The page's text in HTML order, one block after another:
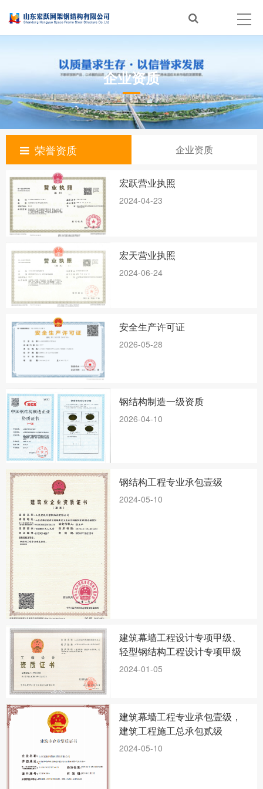
企业资质
荣誉资质 企业资质
宏跃营业执照
2024-04-23
宏天营业执照
2024-06-24
安全生产许可证
2026-05-28
钢结构制造一级资质
2026-04-10
钢结构工程专业承包壹级
2024-05-10
建筑幕墙工程设计专项甲级、
轻型钢结构工程设计专项甲级
2024-01-05
建筑幕墙工程专业承包壹级，
建筑工程施工总承包贰级
2024-05-10